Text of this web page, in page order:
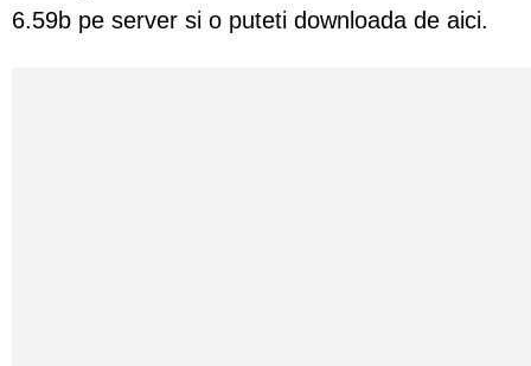
6.59b pe server si o puteti downloada de aici.